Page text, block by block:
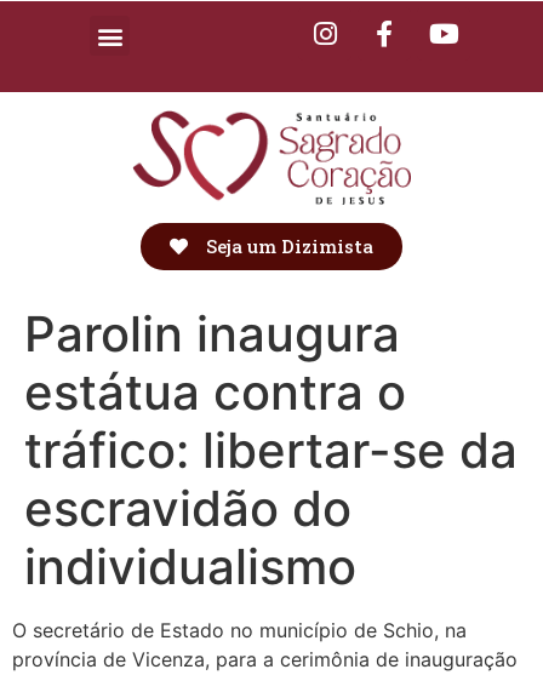
Seja um Dizimista
Parolin inaugura
estátua contra o
tráfico: libertar-se da
escravidão do
individualismo
O secretário de Estado no município de Schio, na
província de Vicenza, para a cerimônia de inauguração